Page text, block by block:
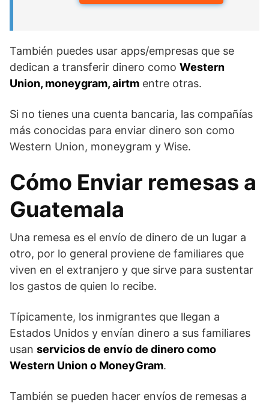
También puedes usar apps/empresas que se
dedican a transferir dinero como Western
Union, moneygram, airtm entre otras.
Si no tienes una cuenta bancaria, las compañías
más conocidas para enviar dinero son como
Western Union, moneygram y Wise.
Cómo Enviar remesas a
Guatemala
Una remesa es el envío de dinero de un lugar a
otro, por lo general proviene de familiares que
viven en el extranjero y que sirve para sustentar
los gastos de quien lo recibe.
Típicamente, los inmigrantes que llegan a
Estados Unidos y envían dinero a sus familiares
usan servicios de envío de dinero como
Western Union o MoneyGram.
También se pueden hacer envíos de remesas a